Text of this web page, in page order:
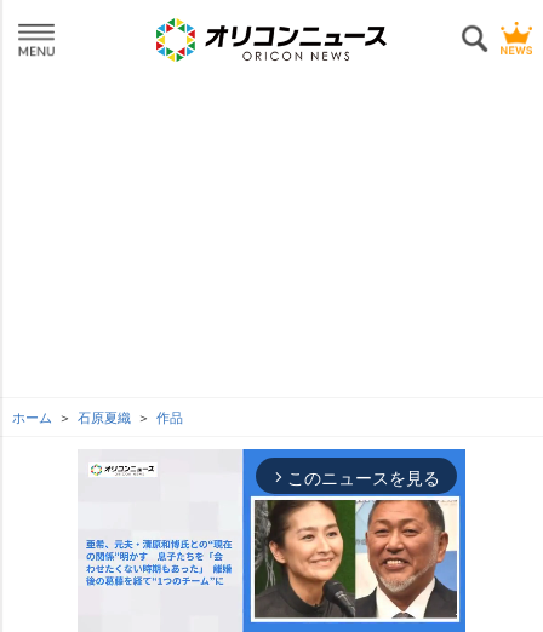
ホーム 石原夏織 作品
arrow_forward_ios このニュースを見る